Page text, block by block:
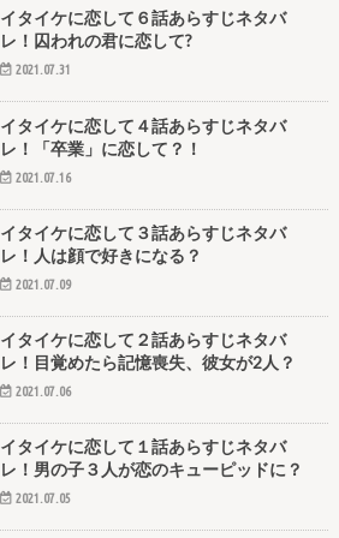
イタイケに恋して６話あらすじネタバ
レ！囚われの君に恋して?
2021.07.31
イタイケに恋して４話あらすじネタバ
レ！「卒業」に恋して？！
2021.07.16
イタイケに恋して３話あらすじネタバ
レ！人は顔で好きになる？
2021.07.09
イタイケに恋して２話あらすじネタバ
レ！目覚めたら記憶喪失、彼女が2人？
2021.07.06
イタイケに恋して１話あらすじネタバ
レ！男の子３人が恋のキューピッドに？
2021.07.05